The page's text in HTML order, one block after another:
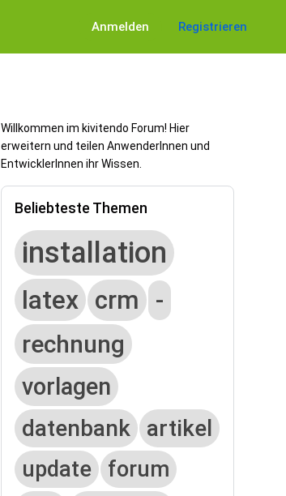
Anmelden Registrieren
Willkommen im kivitendo Forum! Hier
erweitern und teilen AnwenderInnen und
EntwicklerInnen ihr Wissen.
Beliebteste Themen
installation
latex crm
-
rechnung
vorlagen
datenbank artikel
update
forum